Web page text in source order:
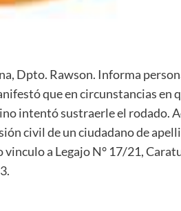
Dpto. Rawson. Informa
que en circunstancias en
intentó sustraerle el rodado.
civil de un ciudadano de
a Legajo N° 17/21,